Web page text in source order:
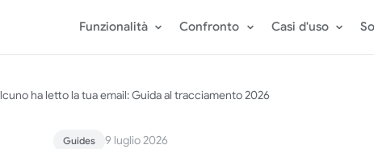
Funzionalità Confronto Casi d'uso
ha letto la tua email: Guida al tracciamento 2026
Guides 9 luglio 2026